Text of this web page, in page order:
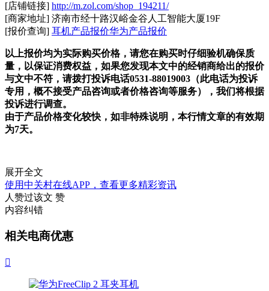
[店铺链接] http://m.zol.com/shop_194211/
[商家地址] 济南市经十路汉峪金谷人工智能大厦19F
[报价查询] 耳机产品报价华为产品报价
以上报价均为实际购买价格，请您在购买时仔细验机确保质
量，以保证消费权益，如果您发现本文中的经销商给出的报价
与文中不符，请拨打投诉电话0531-88019003（此电话为投诉
专用，概不接受产品咨询或者价格咨询等服务），我们将根据
投诉进行调查。
由于产品价格变化较快，如非特殊说明，本行情文章的有效期
为7天。
展开全文
使用中关村在线APP，查看更多精彩资讯
人赞过该文 赞
内容纠错
相关电商优惠
